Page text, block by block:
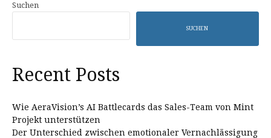
Suchen
SUCHEN
Recent Posts
Wie AeraVision’s AI Battlecards das Sales-Team von Mint
Projekt unterstützen
Der Unterschied zwischen emotionaler Vernachlässigung